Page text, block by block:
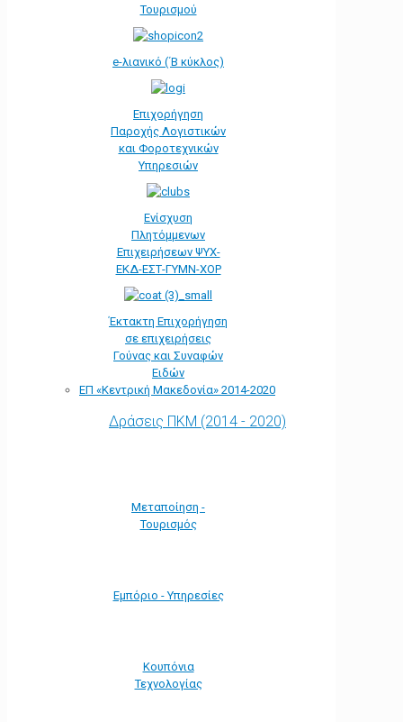
Τουρισμού
e-λιανικό (΄Β κύκλος)
Επιχορήγηση
Παροχής Λογιστικών
και Φοροτεχνικών
Υπηρεσιών
Ενίσχυση
Πλητόμμενων
Επιχειρήσεων ΨΥΧ-
ΕΚΔ-ΕΣΤ-ΓΥΜΝ-ΧΟΡ
Έκτακτη Επιχορήγηση
σε επιχειρήσεις
Γούνας και Συναφών
Ειδών
ΕΠ «Kεντρική Μακεδονία» 2014-2020
Δράσεις ΠΚΜ (2014 - 2020)
Μεταποίηση -
Τουρισμός
Εμπόριο - Υπηρεσίες
Κουπόνια
Τεχνολογίας